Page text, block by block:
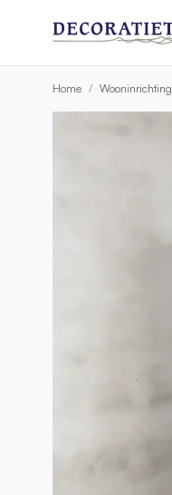
Home Wooninrichting